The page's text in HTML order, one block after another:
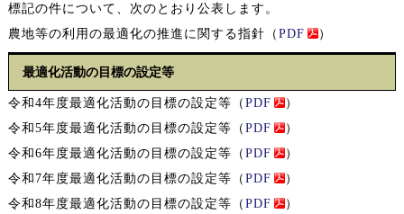
標記の件について、次のとおり公表します。
農地等の利用の最適化の推進に関する指針（PDF ）
最適化活動の目標の設定等
令和4年度最適化活動の目標の設定等（PDF
）
令和5年度最適化活動の目標の設定等（PDF
）
令和6年度最適化活動の目標の設定等（PDF
）
令和7年度最適化活動の目標の設定等（PDF
）
令和8年度最適化活動の目標の設定等（PDF ）